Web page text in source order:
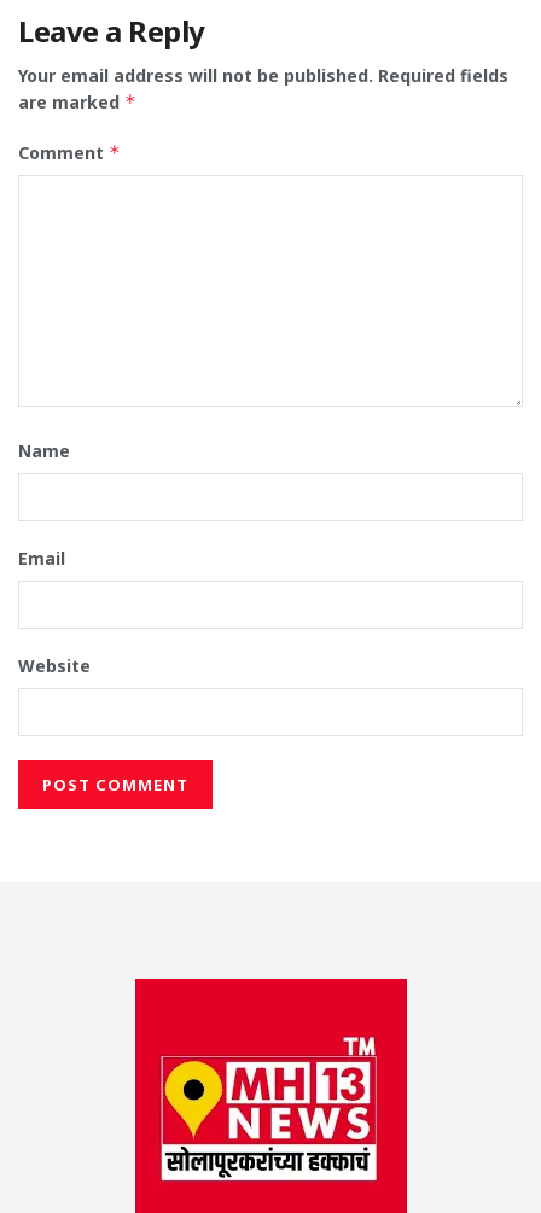
Leave a Reply
Your email address will not be published. Required fields
are marked *
Comment *
Name
Email
Website